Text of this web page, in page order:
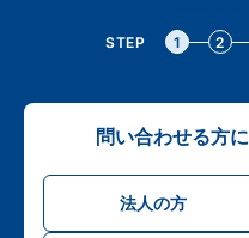
STEP 1 2
問い合わせる方
法人の方